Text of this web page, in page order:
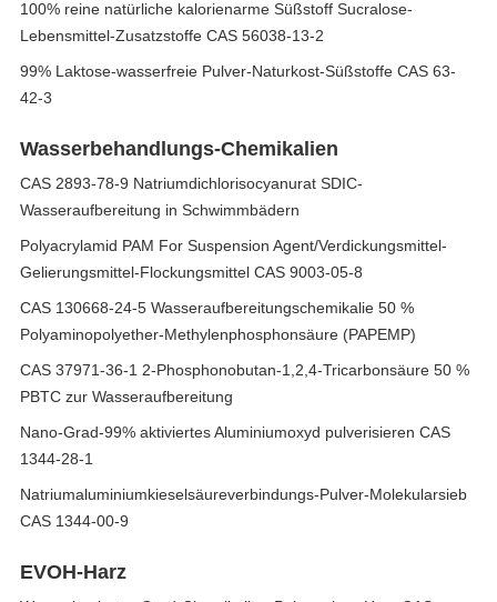
100% reine natürliche kalorienarme Süßstoff Sucralose-
Lebensmittel-Zusatzstoffe CAS 56038-13-2
99% Laktose-wasserfreie Pulver-Naturkost-Süßstoffe CAS 63-
42-3
Wasserbehandlungs-Chemikalien
CAS 2893-78-9 Natriumdichlorisocyanurat SDIC-
Wasseraufbereitung in Schwimmbädern
Polyacrylamid PAM For Suspension Agent/Verdickungsmittel-
Gelierungsmittel-Flockungsmittel CAS 9003-05-8
CAS 130668-24-5 Wasseraufbereitungschemikalie 50 %
Polyaminopolyether-Methylenphosphonsäure (PAPEMP)
CAS 37971-36-1 2-Phosphonobutan-1,2,4-Tricarbonsäure 50 %
PBTC zur Wasseraufbereitung
Nano-Grad-99% aktiviertes Aluminiumoxyd pulverisieren CAS
1344-28-1
Natriumaluminiumkieselsäureverbindungs-Pulver-Molekularsieb
CAS 1344-00-9
EVOH-Harz